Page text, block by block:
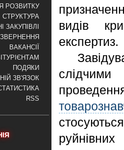
РОЗВИТКУ
СТРУКТУРА
ЗАКУПІВЛІ
ВАКАНСІЇ
ПОДЯКИ
ЗВ'ЯЗОК
RSS
видів
експертиз.